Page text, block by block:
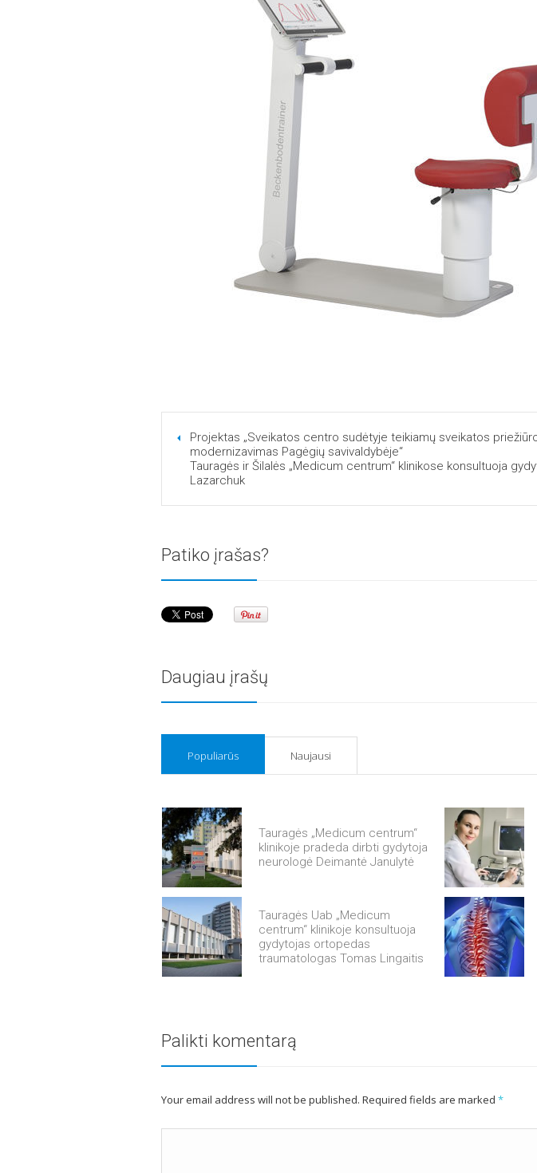
Projektas „Sveikatos centro sudėtyje teikiamų sveikatos
modernizavimas Pagėgių savivaldybėje“
Tauragės ir Šilalės „Medicum centrum“ klinikose konsultuoja
Lazarchuk
Patiko įrašas?
Daugiau įrašų
Populiarūs Naujausi
Tauragės „Medicum centrum“
klinikoje pradeda dirbti gydytoja
neurologė Deimantė Janulytė
Tauragės Uab „Medicum
centrum“ klinikoje konsultuoja
gydytojas ortopedas
traumatologas Tomas Lingaitis
Palikti komentarą
Your email address will not be published. Required fields are marked *